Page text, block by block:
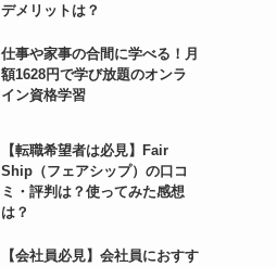
デメリットは？
仕事や家事の合間に学べる！月
額1628円で学び放題のオンラ
イン資格学習
【転職希望者は必見】Fair
Ship（フェアシップ）の口コ
ミ・評判は？使ってみた感想
は？
【会社員必見】会社員におすす